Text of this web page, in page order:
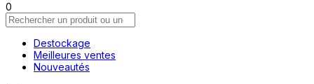
0
Destockage
Meilleures ventes
Nouveautés